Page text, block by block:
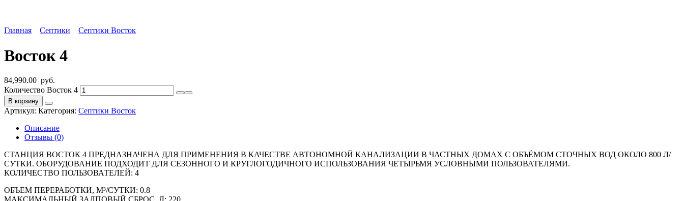
Главная Септики Септики Восток
Восток 4
84,990.00 руб.
Количество Восток 4
В корзину
Артикул: Категория: Септики Восток
Описание
Отзывы (0)
СТАНЦИЯ ВОСТОК 4 ПРЕДНАЗНАЧЕНА ДЛЯ ПРИМЕНЕНИЯ В КАЧЕСТВЕ АВТОНОМНОЙ КАНАЛИЗАЦИИ В ЧАСТНЫХ ДОМАХ С ОБЪЁМОМ СТОЧНЫХ ВОД ОКОЛО 800 Л/
СУТКИ. ОБОРУДОВАНИЕ ПОДХОДИТ ДЛЯ СЕЗОННОГО И КРУГЛОГОДИЧНОГО ИСПОЛЬЗОВАНИЯ ЧЕТЫРЬМЯ УСЛОВНЫМИ ПОЛЬЗОВАТЕЛЯМИ.
КОЛИЧЕСТВО ПОЛЬЗОВАТЕЛЕЙ: 4
ОБЪЕМ ПЕРЕРАБОТКИ, М³/СУТКИ: 0.8